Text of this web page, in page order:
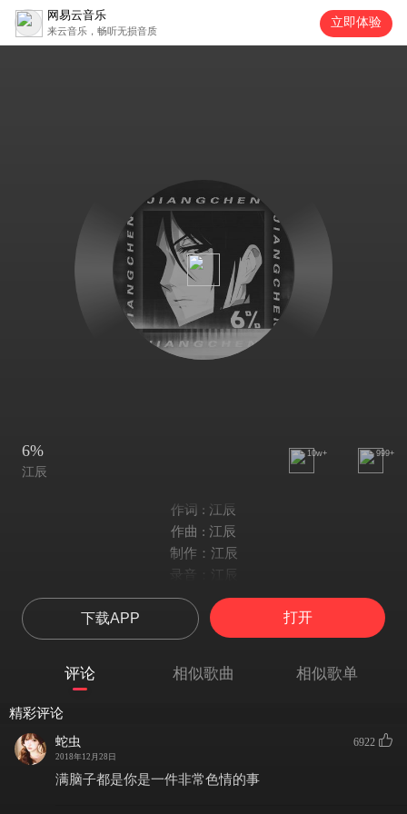
网易云音乐
来云音乐，畅听无损音质
立即体验
6%
江辰
10w+ 999+
作词 : 江辰
作曲 : 江辰
制作：江辰
录音：江辰
采样：大话西游之大圣娶亲
编曲：Cade-G/Diesi
混音：郭子翊
当你的出现我的脑袋全放空 想一直陪着你在每一个寒冬
想一直当做你的独角兽 甜蜜给够 你有没有一点心动
想给你最好的我 点燃我心里的火 你的位置在我心里永远排最重
手机屏幕都是你的照片 每天早上都会跟你打个照面
下载APP 打开
评论 相似歌曲 相似歌单
精彩评论
蛇虫
2018年12月28日
6922
满脑子都是你是一件非常色情的事 ​​​